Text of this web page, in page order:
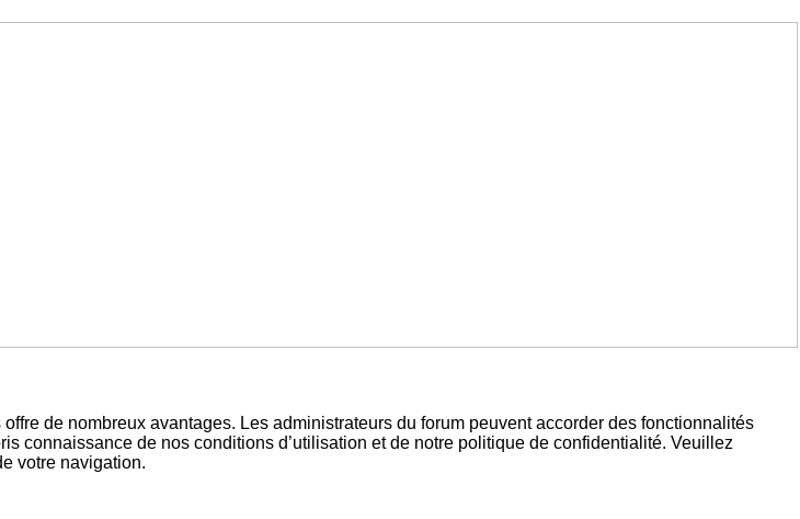
de nombreux avantages. Les administrateurs du forum peuvent accorder des fonctionnalités
connaissance de nos conditions d’utilisation et de notre politique de confidentialité. Veuillez
votre navigation.